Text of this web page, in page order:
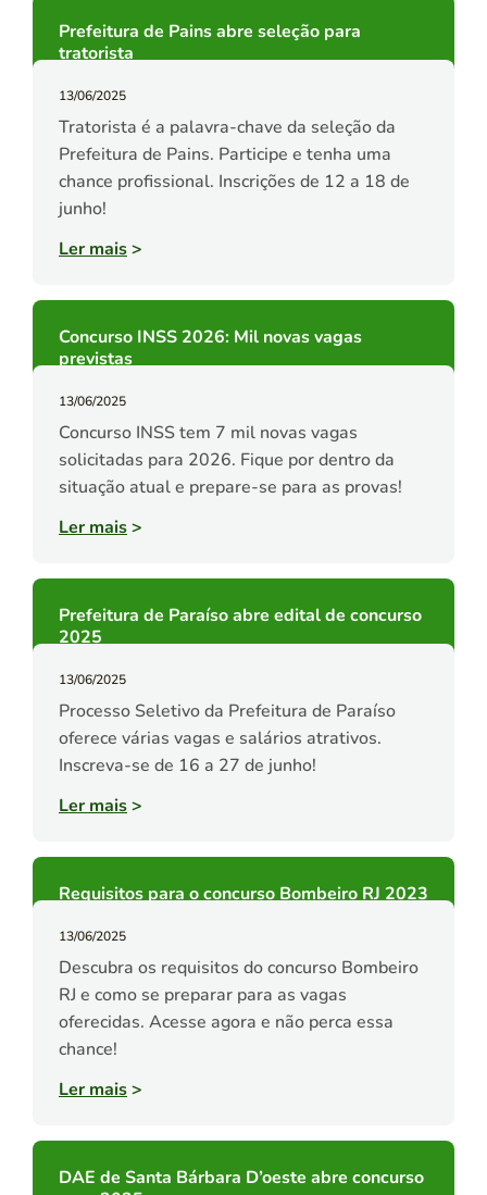
Prefeitura de Pains abre seleção para
tratorista
13/06/2025
Tratorista é a palavra-chave da seleção da
Prefeitura de Pains. Participe e tenha uma
chance profissional. Inscrições de 12 a 18 de
junho!
Ler mais>
Concurso INSS 2026: Mil novas vagas
previstas
13/06/2025
Concurso INSS tem 7 mil novas vagas
solicitadas para 2026. Fique por dentro da
situação atual e prepare-se para as provas!
Ler mais>
Prefeitura de Paraíso abre edital de concurso
2025
13/06/2025
Processo Seletivo da Prefeitura de Paraíso
oferece várias vagas e salários atrativos.
Inscreva-se de 16 a 27 de junho!
Ler mais>
Requisitos para o concurso Bombeiro RJ 2023
13/06/2025
Descubra os requisitos do concurso Bombeiro
RJ e como se preparar para as vagas
oferecidas. Acesse agora e não perca essa
chance!
Ler mais>
DAE de Santa Bárbara D’oeste abre concurso